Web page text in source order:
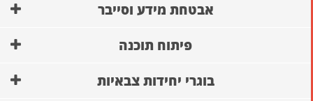
אבטחת מידע וסייבר
פיתוח תוכנה
בוגרי יחידות צבאיות